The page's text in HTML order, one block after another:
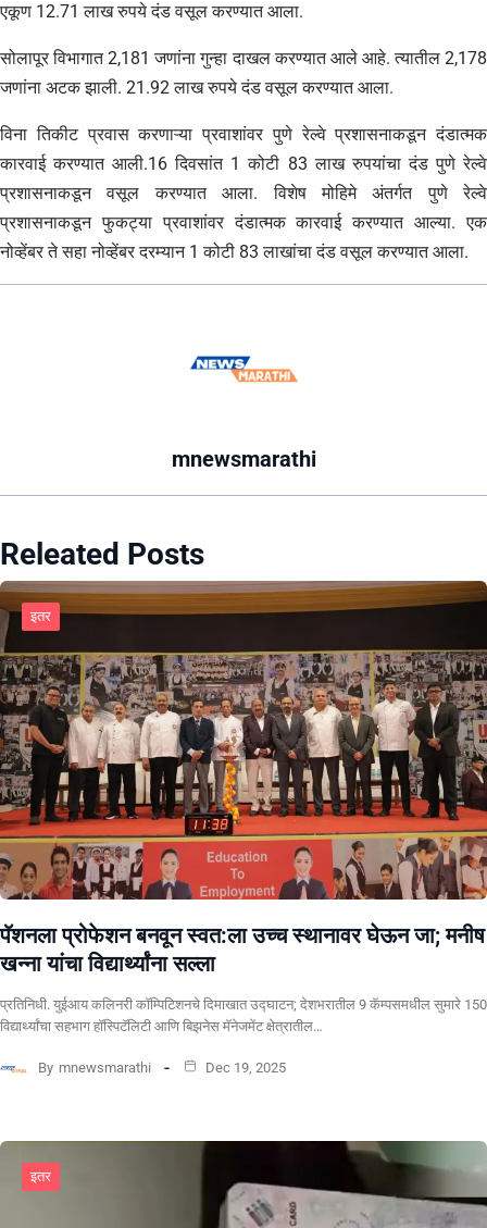
एकूण 12.71 लाख रुपये दंड वसूल करण्यात आला.
सोलापूर विभागात 2,181 जणांना गुन्हा दाखल करण्यात आले आहे. त्यातील 2,178
जणांना अटक झाली. 21.92 लाख रुपये दंड वसूल करण्यात आला.
विना तिकीट प्रवास करणाऱ्या प्रवाशांवर पुणे रेल्वे प्रशासनाकडून दंडात्मक
कारवाई करण्यात आली.16 दिवसांत 1 कोटी 83 लाख रुपयांचा दंड पुणे रेल्वे
प्रशासनाकडून वसूल करण्यात आला. विशेष मोहिमे अंतर्गत पुणे रेल्वे
प्रशासनाकडून फुकट्या प्रवाशांवर दंडात्मक कारवाई करण्यात आल्या. एक
नोव्हेंबर ते सहा नोव्हेंबर दरम्यान 1 कोटी 83 लाखांचा दंड वसूल करण्यात आला.
mnewsmarathi
Releated Posts
इतर
पॅशनला प्रोफेशन बनवून स्वत:ला उच्च स्थानावर घेऊन जा; मनीष
खन्ना यांचा विद्यार्थ्यांना सल्ला
प्रतिनिधी. युईआय कलिनरी कॉम्पिटिशनचे दिमाखात उद्घाटन; देशभरातील 9 कॅम्पसमधील सुमारे 150
विद्यार्थ्यांचा सहभाग हॉस्पिटॅलिटी आणि बिझनेस मॅनेजमेंट क्षेत्रातील…
By mnewsmarathi Dec 19, 2025
इतर